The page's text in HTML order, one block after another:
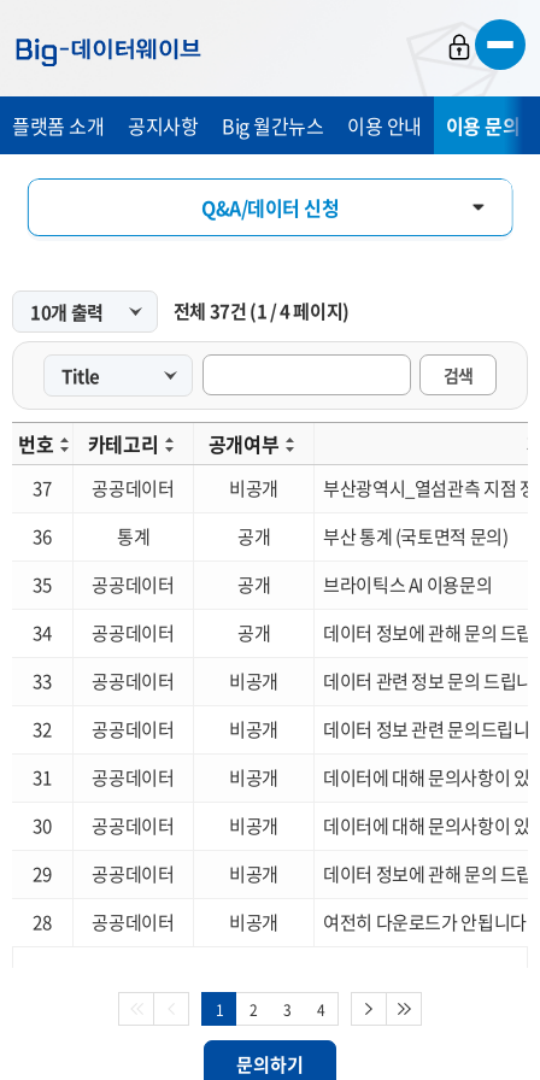
가
기
가
기
가
기
플랫폼 소개 공지사항 Big 월간뉴스 이용 안내 이용 문의
Q&A/데이터 신청
개선 요청
전체37건(1/4페이지)
검색
번호 카테고리 공개여부
37 공공데이터 비공개
부산광역시_열섬관측 지점
36
통계 공개
부산 통계 (국토면적 문의)
35
공공데이터 공개
브라이틱스 AI 이용문의
34
공공데이터 공개
데이터 정보에 관해 문의 드립
33
공공데이터 비공개
데이터 관련 정보 문의 드립니
32
공공데이터 비공개
데이터 정보 관련 문의드립니
31
공공데이터 비공개
데이터에 대해 문의사항이 있
30
공공데이터 비공개
데이터에 대해 문의사항이 있
29
공공데이터 비공개
데이터 정보에 관해 문의 드립
28
공공데이터 비공개 여전히 다운로드가 안됩니다
1 2 3 4
문의하기